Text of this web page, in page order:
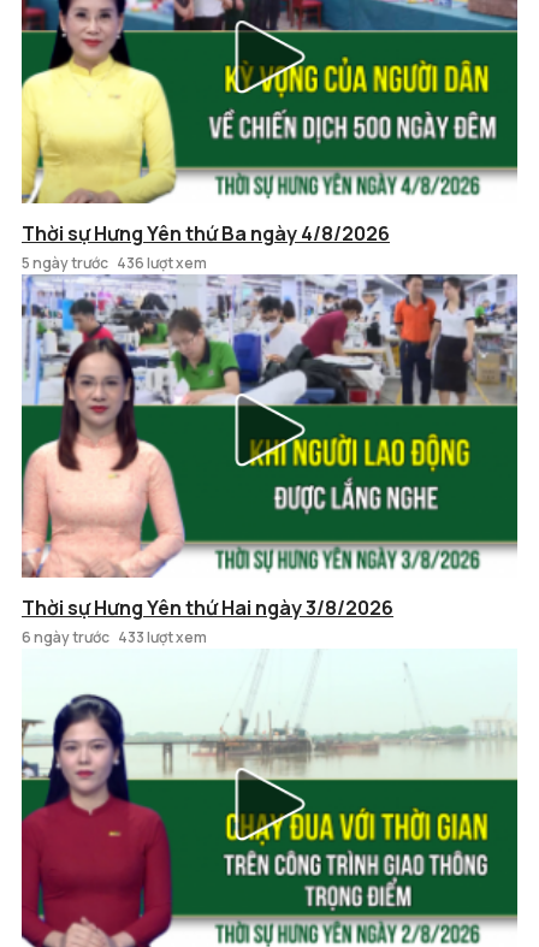
Thời sự Hưng Yên thứ Ba ngày 4/8/2026
5 ngày trước 436 lượt xem
Thời sự Hưng Yên thứ Hai ngày 3/8/2026
6 ngày trước 433 lượt xem